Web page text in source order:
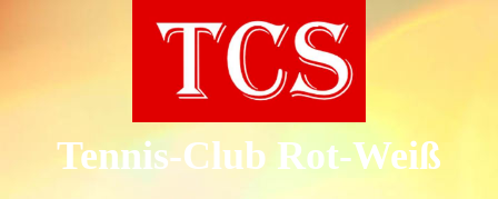
Tennis-Club Rot-Weiß